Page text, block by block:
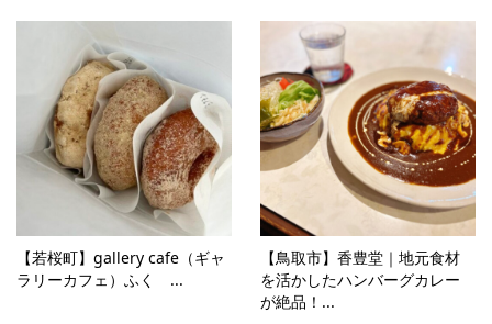
【若桜町】gallery cafe（ギャ
ラリーカフェ）ふく ...
【鳥取市】香豊堂｜地元食材
を活かしたハンバーグカレー
が絶品！...